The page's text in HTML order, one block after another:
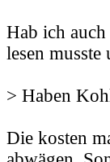
Hab ich
lesen
> Haben
Die kosten